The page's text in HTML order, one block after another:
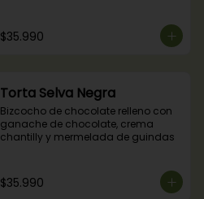
$35.990
Torta Selva Negra
Bizcocho de chocolate relleno con
ganache de chocolate, crema
chantilly y mermelada de guindas
$35.990